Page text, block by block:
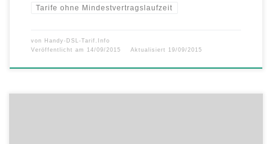
Tarife ohne Mindestvertragslaufzeit
von Handy-DSL-Tarif.Info
Veröffentlicht am
14/09/2015 Aktualisiert 19/09/2015